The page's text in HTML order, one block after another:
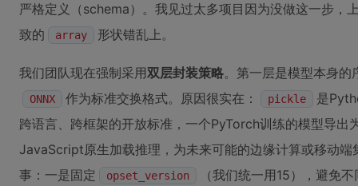
严格定义（schema）。我见过太多项目因为没做这一步，
致的
array 形状错乱上。
我们团队现在强制采用双层封装策略。第一层是模型本身的
ONNX 作为标准交换格式。原因很实在： pickle
是
跨语言、跨框架的开放标准，一个PyTorch训练的模型导
JavaScript原生加载推理，为未来可能的边缘计算或移动
事：一是固定
opset_version （我们统一用15），避免